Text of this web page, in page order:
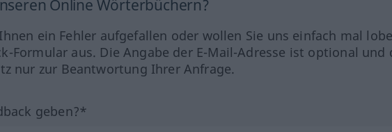
Online Wörterbüchern?
ein Fehler aufgefallen oder wollen Sie uns einfach mal
Formular aus. Die Angabe der E-Mail-Adresse ist optional und
nur zur Beantwortung Ihrer Anfrage.
geben?*